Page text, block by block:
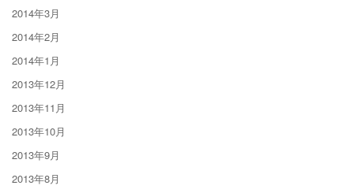
2014年3月
2014年2月
2014年1月
2013年12月
2013年11月
2013年10月
2013年9月
2013年8月